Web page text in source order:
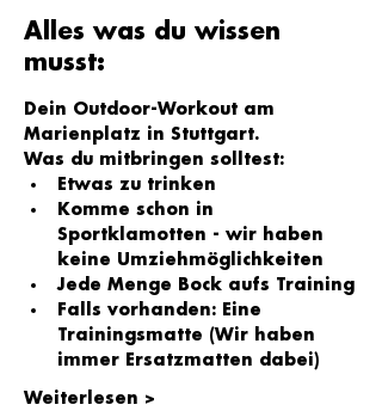
Alles was du wissen
musst:
Dein Outdoor-Workout am
Marienplatz in Stuttgart.
Was du mitbringen solltest:
Etwas zu trinken
Komme schon in
Sportklamotten - wir haben
keine Umziehmöglichkeiten
Jede Menge Bock aufs Training
Falls vorhanden: Eine
Trainingsmatte (Wir haben
immer Ersatzmatten dabei)
Weiterlesen >